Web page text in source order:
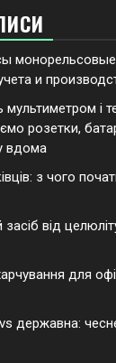
и
мультиметром і
розетки,
вдома
з чого
від
для
державна: